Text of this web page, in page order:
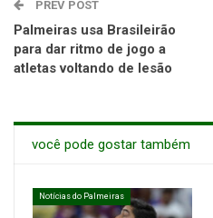
PREV POST
Palmeiras usa Brasileirão
para dar ritmo de jogo a
atletas voltando de lesão
você pode gostar também
Notícias do Palmeiras